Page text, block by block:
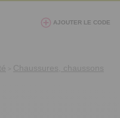
AJOUTER LE CODE
Chaussures, chaussons